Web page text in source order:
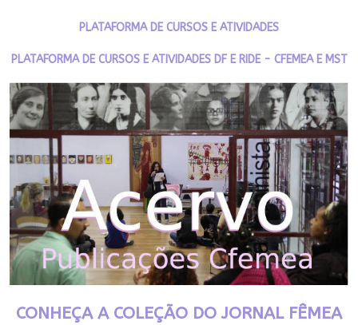
PLATAFORMA DE CURSOS E ATIVIDADES
PLATAFORMA DE CURSOS E ATIVIDADES DF E RIDE - CFEMEA E MST
CONHEÇA A COLEÇÃO DO JORNAL FÊMEA